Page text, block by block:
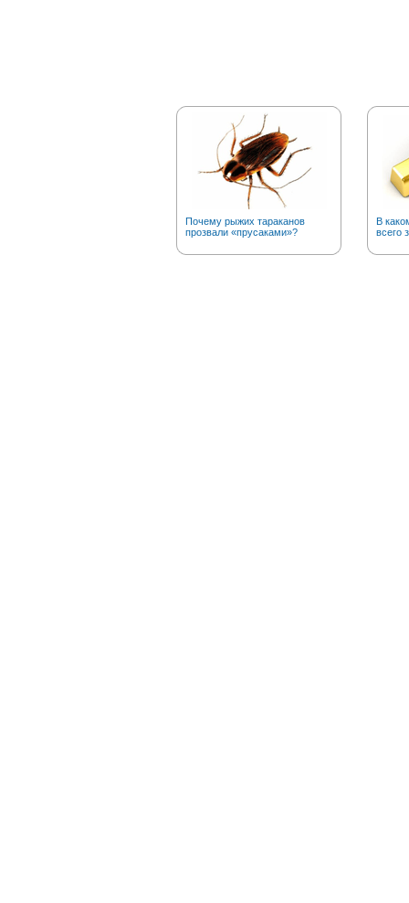
Почему рыжих тараканов
прозвали «прусаками»?
В
всего